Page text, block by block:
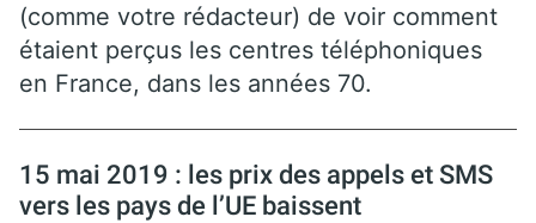
(comme votre rédacteur) de voir comment
étaient perçus les centres téléphoniques
en France, dans les années 70.
15 mai 2019 : les prix des appels et SMS
vers les pays de l’UE baissent